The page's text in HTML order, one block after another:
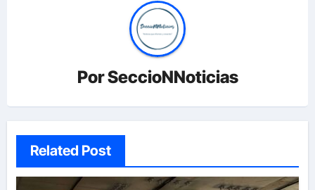
PorSeccioNNoticias
Related Post